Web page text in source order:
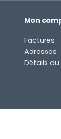
Mon
Factures
Adresses
Détails